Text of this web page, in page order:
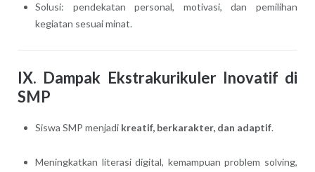
Solusi: pendekatan personal, motivasi, dan pemilihan
kegiatan sesuai minat.
IX. Dampak Ekstrakurikuler Inovatif di
SMP
Siswa SMP menjadi kreatif, berkarakter, dan adaptif.
Meningkatkan literasi digital, kemampuan problem solving,